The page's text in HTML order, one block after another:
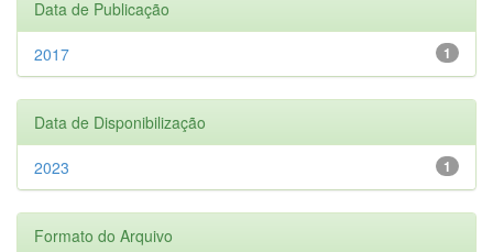
Data de Publicação
1
2017
Data de Disponibilização
1
2023
Formato do Arquivo